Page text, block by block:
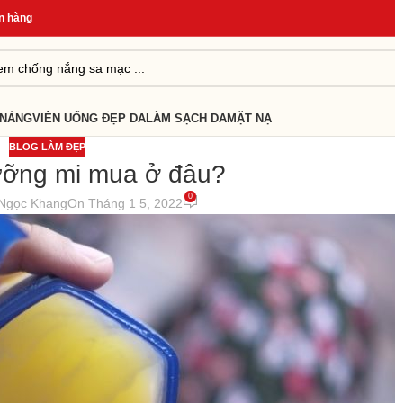
* Quà Tặng Cho Đơn Từ 499K
VIÊN UỐNG ĐẸP DALÀM SẠCH DAMẶT NẠ
BLOG LÀM ĐẸP
mi mua ở đâu?
KhangOn Tháng 1 5, 2022 0